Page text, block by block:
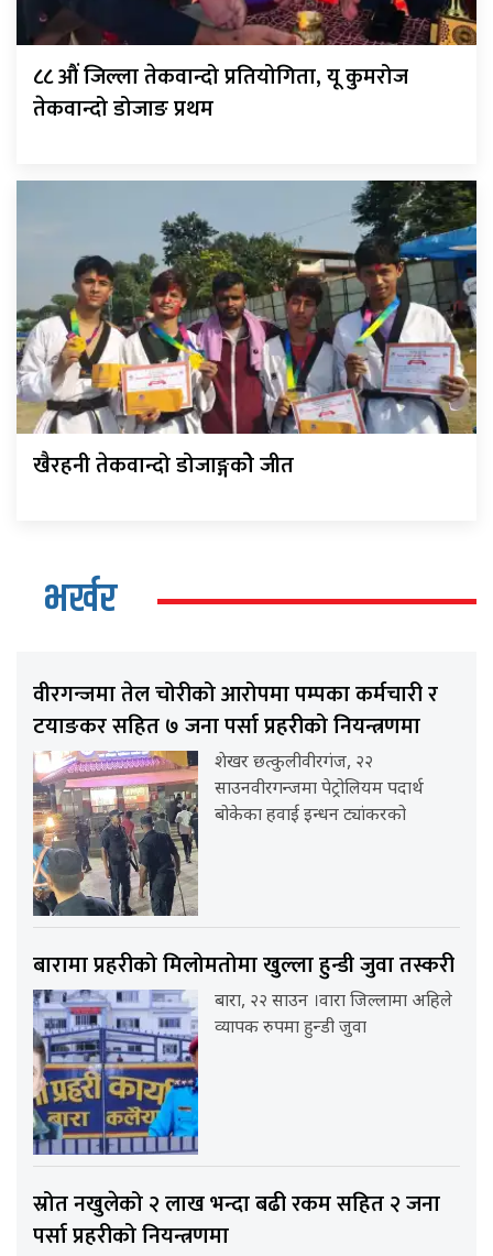
८८ औं जिल्ला तेकवान्दो प्रतियोगिता, यू कुमरोज
तेकवान्दो डोजाङ प्रथम
खैरहनी तेकवान्दो डोजाङ्गकोे जीत
भर्खर
वीरगन्जमा तेल चोरीको आरोपमा पम्पका कर्मचारी र
टयाङकर सहित ७ जना पर्सा प्रहरीको नियन्त्रणमा
शेखर छत्कुलीवीरगंज, २२
साउनवीरगन्जमा पेट्रोलियम पदार्थ
बोकेका हवाई इन्धन ट्यांकरको
बारामा प्रहरीको मिलोमतोमा खुल्ला हुन्डी जुवा तस्करी
बारा, २२ साउन ।वारा जिल्लामा अहिले
व्यापक रुपमा हुन्डी जुवा
स्रोत नखुलेको २ लाख भन्दा बढी रकम सहित २ जना
पर्सा प्रहरीको नियन्त्रणमा